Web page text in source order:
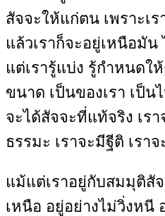
สัจจะให้แก่ตน เพราะเ
แล้วเราก็จะอยู่เหนือมั
แต่เรารู้แบ่ง รู้กำหนดใ
ขนาด เป็นของเรา เป็น
จะได้สัจจะที่แท้จริง เร
ธรรมะ เราจะมีฐีติ เรา
แม้แต่เราอยู่กับสมมุติสั
เหนือ อยู่อย่างไม่วิ่งหนี